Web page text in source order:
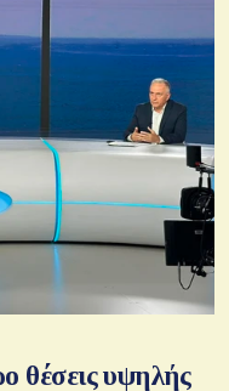
θέσεις υψηλής